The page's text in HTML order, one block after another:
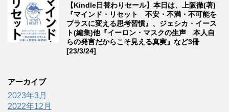
【Kindle日替わりセール】本日は、上阪徹(著)
『マインド・リセット 不安・不満・不可能を
プラスに変える思考習慣』、ジェシカ・イース
ト(編集)他『イーロン・マスクの生声 本人自
らの発言だからこそ見える真実』など3冊
[23/3/24]
アーカイブ
2023年3月
2022年12月